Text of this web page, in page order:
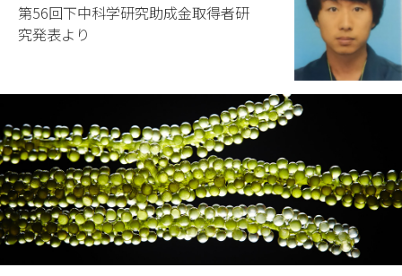
第56回下中科学研究助成金取得者研
究発表より